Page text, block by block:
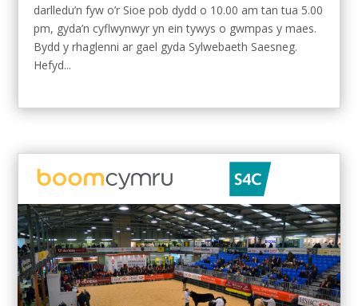
darlledu’n fyw o’r Sioe pob dydd o 10.00 am tan tua 5.00
pm, gyda’n cyflwynwyr yn ein tywys o gwmpas y maes.
Bydd y rhaglenni ar gael gyda Sylwebaeth Saesneg.
Hefyd...